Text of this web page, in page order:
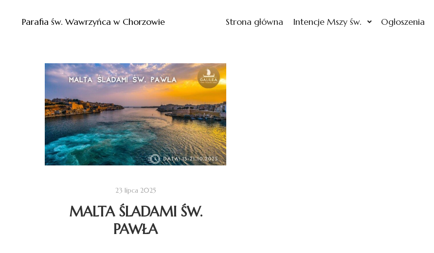
Parafia św. Wawrzyńca w Chorzowie Strona główna Intencje Mszy św. Ogłoszenia
23 lipca 2025
MALTA ŚLADAMI ŚW.
PAWŁA